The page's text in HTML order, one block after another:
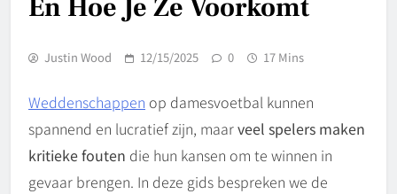
En Hoe Je Ze Voorkomt
Justin Wood 12/15/2025 0 17 Mins
Weddenschappen op damesvoetbal kunnen
spannend en lucratief zijn, maarveel spelers maken
kritieke fouten die hun kansen om te winnen in
gevaar brengen. In deze gids bespreken we de